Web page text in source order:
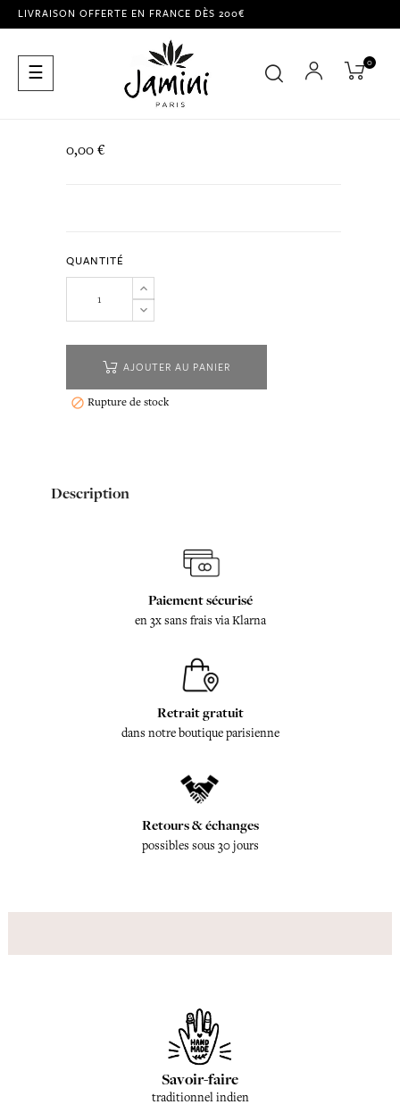
LIVRAISON OFFERTE EN FRANCE DÈS 200€
Basculer
la
☰ 0
0,00 €
QUANTITÉ
AJOUTER AU PANIER
 Rupture de stock
Description
Paiement sécurisé
en 3x sans frais via Klarna
Retrait gratuit
dans notre boutique parisienne
Retours & échanges
possibles sous 30 jours
Savoir-faire
traditionnel indien